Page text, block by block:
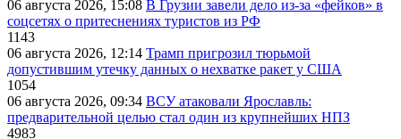
06 августа 2026, 15:08 В Грузии завели дело из-за «фейков» в
соцсетях о притеснениях туристов из РФ
1143
06 августа 2026, 12:14 Трамп пригрозил тюрьмой
допустившим утечку данных о нехватке ракет у США
1054
06 августа 2026, 09:34 ВСУ атаковали Ярославль:
предварительной целью стал один из крупнейших НПЗ
4983